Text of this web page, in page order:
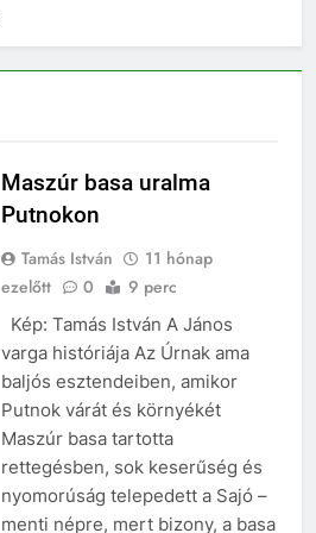
Maszúr basa uralma
Putnokon
Tamás István
11 hónap
ezelőtt
0 9 perc
Kép: Tamás István A János
varga históriája Az Úrnak ama
baljós esztendeiben, amikor
Putnok várát és környékét
Maszúr basa tartotta
rettegésben, sok keserűség és
nyomorúság telepedett a Sajó –
menti népre, mert bizony, a basa